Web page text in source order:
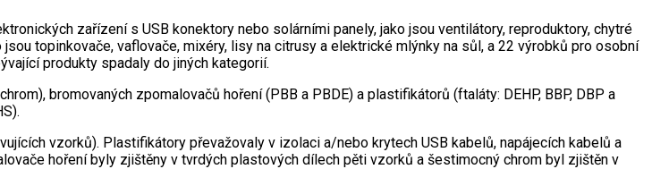
zařízení s USB konektory nebo solárními panely, jako jsou ventilátory, reproduktory, chytré
topinkovače, vaflovače, mixéry, lisy na citrusy a elektrické mlýnky na sůl, a 22 výrobků pro osobní
produkty spadaly do jiných kategorií.
bromovaných zpomalovačů hoření (PBB a PBDE) a plastifikátorů (ftaláty: DEHP, BBP, DBP a
vzorků). Plastifikátory převažovaly v izolaci a/nebo krytech USB kabelů, napájecích kabelů a
hoření byly zjištěny v tvrdých plastových dílech pěti vzorků a šestimocný chrom byl zjištěn v